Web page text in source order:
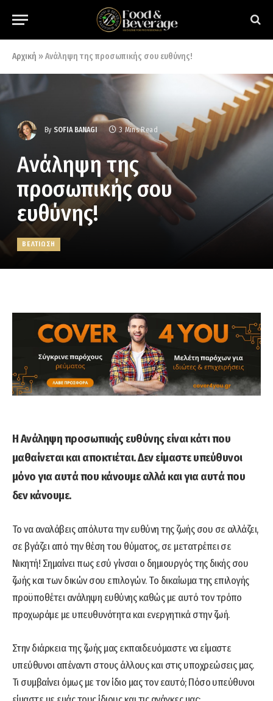
Αρχική »Ανάληψη της προσωπικής σου ευθύνης!
By SOFIA BANAGI 3 Mins Read
Ανάληψη της
προσωπικής σου
ευθύνης!
ΒΕΛΤΙΩΣΗ
Η Ανάληψη προσωπικής ευθύνης είναι κάτι που
μαθαίνεται και αποκτιέται. Δεν είμαστε υπεύθυνοι
μόνο για αυτά που κάνουμε αλλά και για αυτά που
δεν κάνουμε.
Το να αναλάβεις απόλυτα την ευθύνη της ζωής σου σε αλλάζει,
σε βγάζει από την θέση του θύματος, σε μετατρέπει σε
Νικητή! Σημαίνει πως εσύ γίνσαι ο δημιουργός της δικής σου
ζωής και των δικών σου επιλογών. Το δικαίωμα της επιλογής
προϋποθέτει ανάληψη ευθύνης καθώς με αυτό τον τρόπο
προχωράμε με υπευθυνότητα και ενεργητικά στην ζωή.
Στην διάρκεια της ζωής μας εκπαιδευόμαστε να είμαστε
υπεύθυνοι απέναντι στους άλλους και στις υποχρεώσεις μας.
Τι συμβαίνει όμως με τον ίδιο μας τον εαυτό; Πόσο υπεύθυνοι